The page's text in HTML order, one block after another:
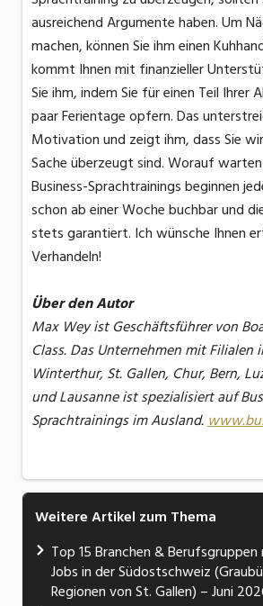
ausreichend Argumente haben. Um
machen, können Sie ihm einen
kommt Ihnen mit finanzieller
Sie ihm, indem Sie für einen Teil Ihrer
paar Ferientage opfern. Das
Motivation und zeigt ihm, dass Sie
Sache überzeugt sind. Worauf
Business-Sprachtrainings beginnen
schon ab einer Woche buchbar und
stets garantiert. Ich wünsche Ihnen
Verhandeln!
Über den Autor
Max Wey ist Geschäftsführer von
Class. Das Unternehmen mit Filialen
Winterthur, St. Gallen, Chur, Bern,
und Lausanne ist spezialisiert auf
Sprachtrainings im Ausland.
Weitere Artikel zum Thema
Top 15 Branchen &
Jobs in der Südostschweiz
Regionen von St. Gallen) – Juni